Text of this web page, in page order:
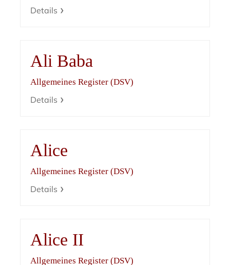
Details
Ali Baba
Allgemeines Register (DSV)
Details
Alice
Allgemeines Register (DSV)
Details
Alice II
Allgemeines Register (DSV)